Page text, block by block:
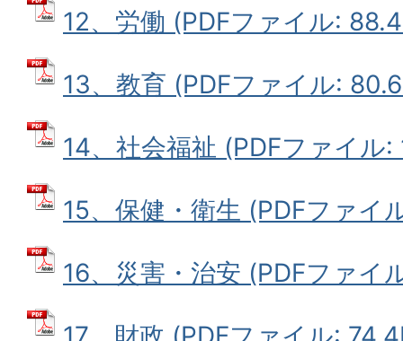
12、労働 (PDFファイル:
13、教育 (PDFファイル:
14、社会福祉 (PDFファイル:
15、保健・衛生 (PDFファイ
16、災害・治安 (PDFファイ